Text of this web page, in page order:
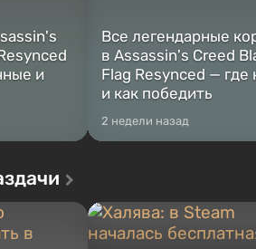
и
Все легендарные
в Assassin's Creed
Flag Resynced — где
и как победить
2 недели назад